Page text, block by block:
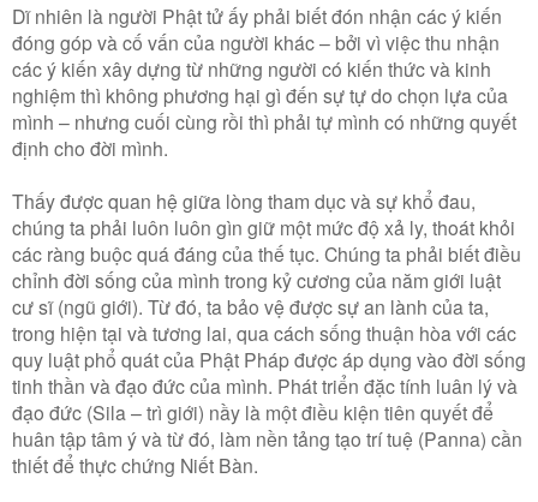
Dĩ nhiên là người Phật tử ấy phải biết đón nhận các ý kiến
đóng góp và cố vấn của người khác – bởi vì việc thu nhận
các ý kiến xây dựng từ những người có kiến thức và kinh
nghiệm thì không phương hại gì đến sự tự do chọn lựa của
mình – nhưng cuối cùng rồi thì phải tự mình có những quyết
định cho đời mình.
Thấy được quan hệ giữa lòng tham dục và sự khổ đau,
chúng ta phải luôn luôn gìn giữ một mức độ xả ly, thoát khỏi
các ràng buộc quá đáng của thế tục. Chúng ta phải biết điều
chỉnh đời sống của mình trong kỷ cương của năm giới luật
cư sĩ (ngũ giới). Từ đó, ta bảo vệ được sự an lành của ta,
trong hiện tại và tương lai, qua cách sống thuận hòa với các
quy luật phổ quát của Phật Pháp được áp dụng vào đời sống
tinh thần và đạo đức của mình. Phát triển đặc tính luân lý và
đạo đức (Sila – trì giới) nầy là một điều kiện tiên quyết để
huân tập tâm ý và từ đó, làm nền tảng tạo trí tuệ (Panna) cần
thiết để thực chứng Niết Bàn.